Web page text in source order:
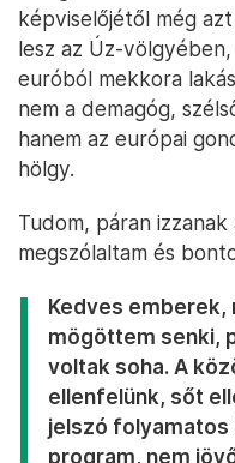
képviselőjétől még
lesz az Úz-
euróból mekkora
nem a demagóg,
hanem az európai
hölgy.
Tudom, páran
megszólaltam és
Kedves emberek,
mögöttem senki,
voltak soha. A
ellenfelünk, sőt
jelszó
program, nem